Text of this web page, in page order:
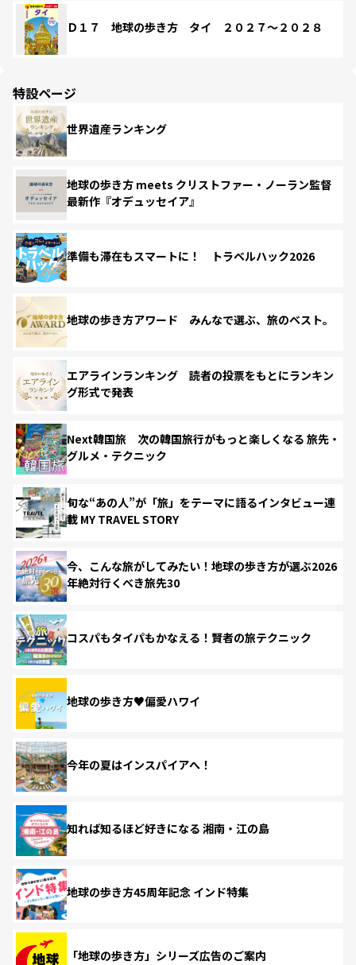
Ｄ１７ 地球の歩き方 タイ ２０２７～２０２８
特設ページ
世界遺産ランキング
地球の歩き方 meets クリストファー・ノーラン監督
最新作『オデュッセイア』
準備も滞在もスマートに！ トラベルハック2026
地球の歩き方アワード みんなで選ぶ、旅のベスト。
エアラインランキング 読者の投票をもとにランキン
グ形式で発表
Next韓国旅 次の韓国旅行がもっと楽しくなる 旅先・
グルメ・テクニック
旬な“あの人”が「旅」をテーマに語るインタビュー連
載 MY TRAVEL STORY
今、こんな旅がしてみたい！地球の歩き方が選ぶ2026
年絶対行くべき旅先30
コスパもタイパもかなえる！賢者の旅テクニック
地球の歩き方♥偏愛ハワイ
今年の夏はインスパイアへ！
知れば知るほど好きになる 湘南・江の島
地球の歩き方45周年記念 インド特集
「地球の歩き方」シリーズ広告のご案内